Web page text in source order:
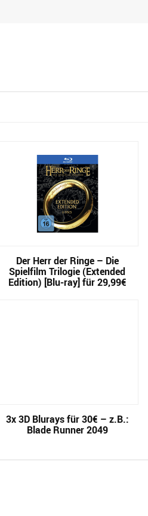
Der Herr der Ringe – Die
Spielfilm Trilogie (Extended
Edition) [Blu-ray] für 29,99€
3x 3D Blurays für 30€ – z.B.:
Blade Runner 2049